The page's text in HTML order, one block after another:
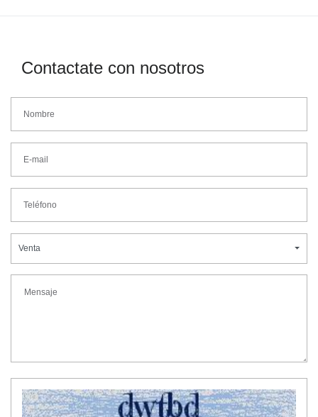
Contactate con nosotros
Venta